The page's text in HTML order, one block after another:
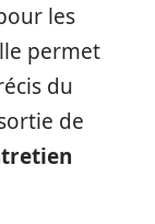
les
permet
du
de